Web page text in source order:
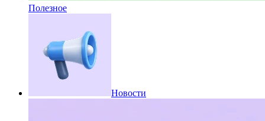
Полезное
Новости